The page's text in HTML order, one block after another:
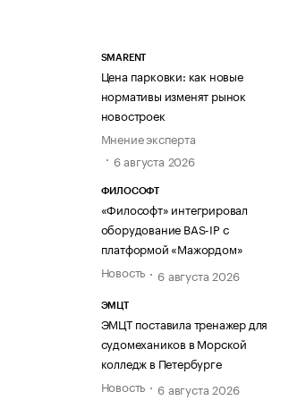
SMARENT
Цена парковки: как новые
нормативы изменят рынок
новостроек
Мнение эксперта
6 августа 2026
ФИЛОСОФТ
«Философт» интегрировал
оборудование BAS-IP с
платформой «Мажордом»
Новость
6 августа 2026
ЭМЦТ
ЭМЦТ поставила тренажер для
судомехаников в Морской
колледж в Петербурге
Новость
6 августа 2026